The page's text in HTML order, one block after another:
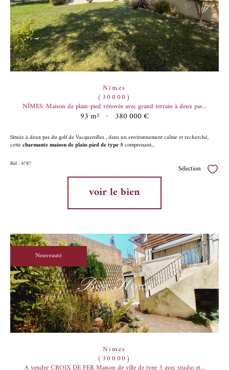
Nîmes
(30000)
NÎMES: Maison de plain-pied rénovée avec grand terrain à deux pas...
93 m² - 380 000 €
Située à deux pas du golf de Vacquerolles , dans un environnement calme et recherché,
cette charmante maison de plain-pied de type 5 comprenant...
Réf : 4787 Sélection
voir le bien
Nouveauté
Nîmes
(30000)
A vendre CROIX DE FER Maison de ville de type 3 avec studio et...